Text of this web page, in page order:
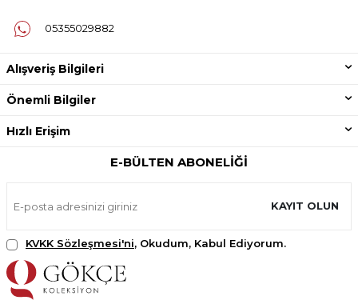
05355029882
Alışveriş Bilgileri
Önemli Bilgiler
Hızlı Erişim
E-BÜLTEN ABONELIĞI
KAYIT OLUN
KVKK Sözleşmesi'ni, Okudum, Kabul Ediyorum.